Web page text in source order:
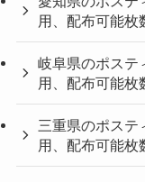
用、配布可能枚
岐阜県のポステ
用、配布可能枚
三重県のポステ
用、配布可能枚